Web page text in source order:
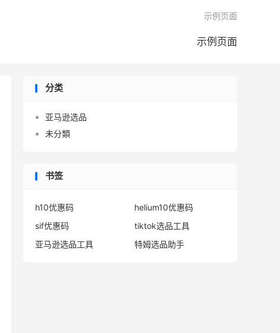
示例页面
示例页面
分类
亚马逊选品
未分類
书签
h10优惠码
helium10优惠码
sif优惠码
tiktok选品工具
亚马逊选品工具
特姆选品助手